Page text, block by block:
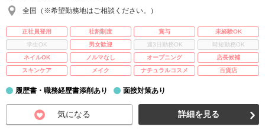
全国（※希望勤務地はご相談ください。）
正社員登用 社割制度 賞与
未経験OK
学生OK
男女歓迎 週3日勤務OK
時短勤務OK
ネイルOK
ノルマなし オープニング
店長候補
スキンケア
メイク ナチュラルコスメ 百貨店
履歴書・職務経歴書添削あり 面接対策あり
気になる 詳細を見る